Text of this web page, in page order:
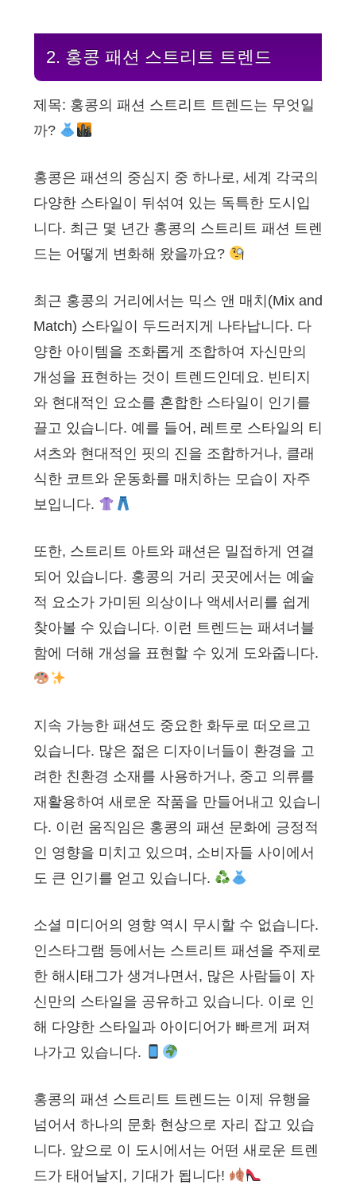
2. 홍콩 패션 스트리트 트렌드
제목: 홍콩의 패션 스트리트 트렌드는 무엇일
까?
홍콩은 패션의 중심지 중 하나로, 세계 각국의
다양한 스타일이 뒤섞여 있는 독특한 도시입
니다. 최근 몇 년간 홍콩의 스트리트 패션 트렌
드는 어떻게 변화해 왔을까요?
최근 홍콩의 거리에서는 믹스 앤 매치(Mix and
Match) 스타일이 두드러지게 나타납니다. 다
양한 아이템을 조화롭게 조합하여 자신만의
개성을 표현하는 것이 트렌드인데요. 빈티지
와 현대적인 요소를 혼합한 스타일이 인기를
끌고 있습니다. 예를 들어, 레트로 스타일의 티
셔츠와 현대적인 핏의 진을 조합하거나, 클래
식한 코트와 운동화를 매치하는 모습이 자주
보입니다.
또한, 스트리트 아트와 패션은 밀접하게 연결
되어 있습니다. 홍콩의 거리 곳곳에서는 예술
적 요소가 가미된 의상이나 액세서리를 쉽게
찾아볼 수 있습니다. 이런 트렌드는 패셔너블
함에 더해 개성을 표현할 수 있게 도와줍니다.
지속 가능한 패션도 중요한 화두로 떠오르고
있습니다. 많은 젊은 디자이너들이 환경을 고
려한 친환경 소재를 사용하거나, 중고 의류를
재활용하여 새로운 작품을 만들어내고 있습니
다. 이런 움직임은 홍콩의 패션 문화에 긍정적
인 영향을 미치고 있으며, 소비자들 사이에서
도 큰 인기를 얻고 있습니다.
소셜 미디어의 영향 역시 무시할 수 없습니다.
인스타그램 등에서는 스트리트 패션을 주제로
한 해시태그가 생겨나면서, 많은 사람들이 자
신만의 스타일을 공유하고 있습니다. 이로 인
해 다양한 스타일과 아이디어가 빠르게 퍼져
나가고 있습니다.
홍콩의 패션 스트리트 트렌드는 이제 유행을
넘어서 하나의 문화 현상으로 자리 잡고 있습
니다. 앞으로 이 도시에서는 어떤 새로운 트렌
드가 태어날지, 기대가 됩니다!